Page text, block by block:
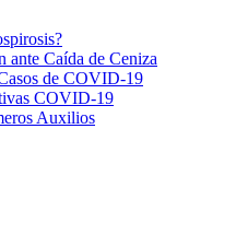
ante Caída de Ceniza
de COVID-19
COVID-19
Auxilios